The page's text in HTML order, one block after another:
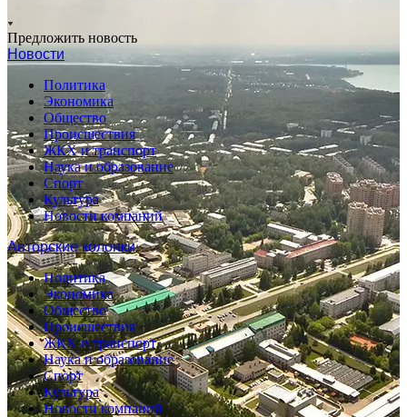
Предложить новость
Новости
Политика
Экономика
Общество
Происшествия
ЖКХ и транспорт
Наука и образование
Спорт
Культура
Новости компаний
Авторские колонки
Политика
Экономика
Общество
Происшествия
ЖКХ и транспорт
Наука и образование
Спорт
Культура
Новости компаний